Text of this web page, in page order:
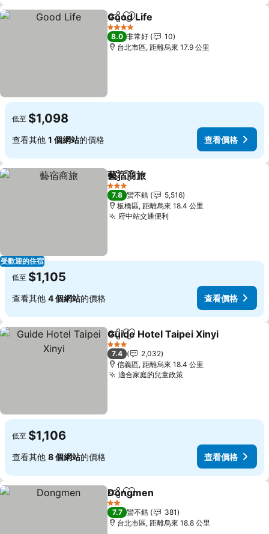
分享 加入我的最愛
Good Life
4 星級
8.0 非常好
10
台北市區, 距離烏來 17.9 公里
低至 $1,098
查看其他 1 個網站的價格 查看價格
受歡迎的住宿
分享 加入我的最愛
藝宿商旅
3 星級
7.8 蠻不錯
5,516
板橋區, 距離烏來 18.4 公里
府中站交通便利
低至 $1,105
查看其他 4 個網站的價格 查看價格
分享 加入我的最愛
Guide Hotel Taipei Xinyi
3 星級
7.4
2,032
信義區, 距離烏來 18.4 公里
適合家庭的兒童政策
低至 $1,106
查看其他 8 個網站的價格 查看價格
分享 加入我的最愛
Dongmen
2 星級
7.7 蠻不錯
381
台北市區, 距離烏來 18.8 公里